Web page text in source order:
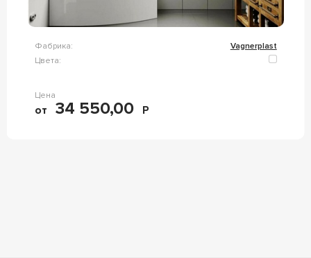
Фабрика:
Vagnerplast
Цвета:
Цена
от 34 550,00 Р